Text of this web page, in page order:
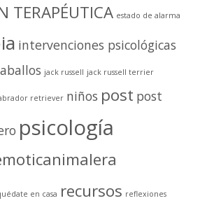
TERAPÉUTICA estado de alarma
intervenciones psicológicas
jack russell jack russell terrier
retriever niños post post
psicología
en casa recursos reflexiones